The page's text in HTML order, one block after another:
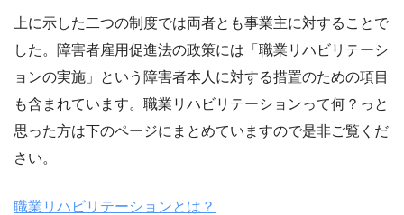
上に示した二つの制度では両者とも事業主に対することで
した。障害者雇用促進法の政策には「職業リハビリテーシ
ョンの実施」という障害者本人に対する措置のための項目
も含まれています。職業リハビリテーションって何？っと
思った方は下のページにまとめていますので是非ご覧くだ
さい。
職業リハビリテーションとは？